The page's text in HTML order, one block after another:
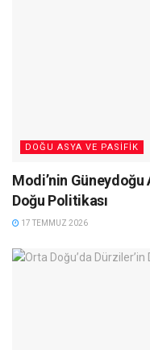
DOĞU ASYA VE PASIFIK
Modi’nin Güneydoğu
Doğu Politikası
17 TEMMUZ 2026